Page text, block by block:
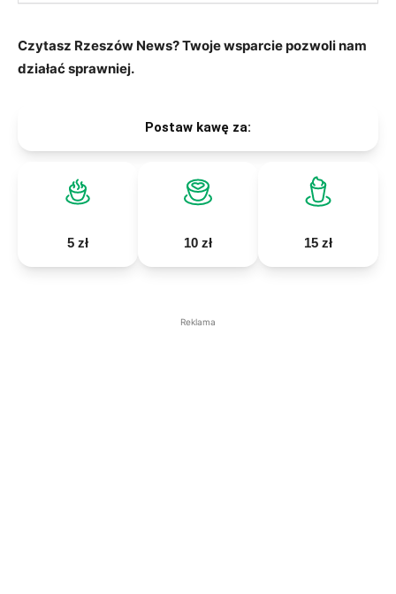
Czytasz Rzeszów News? Twoje wsparcie pozwoli nam
działać sprawniej.
Postaw kawę za:
5 zł 10 zł 15 zł
Reklama